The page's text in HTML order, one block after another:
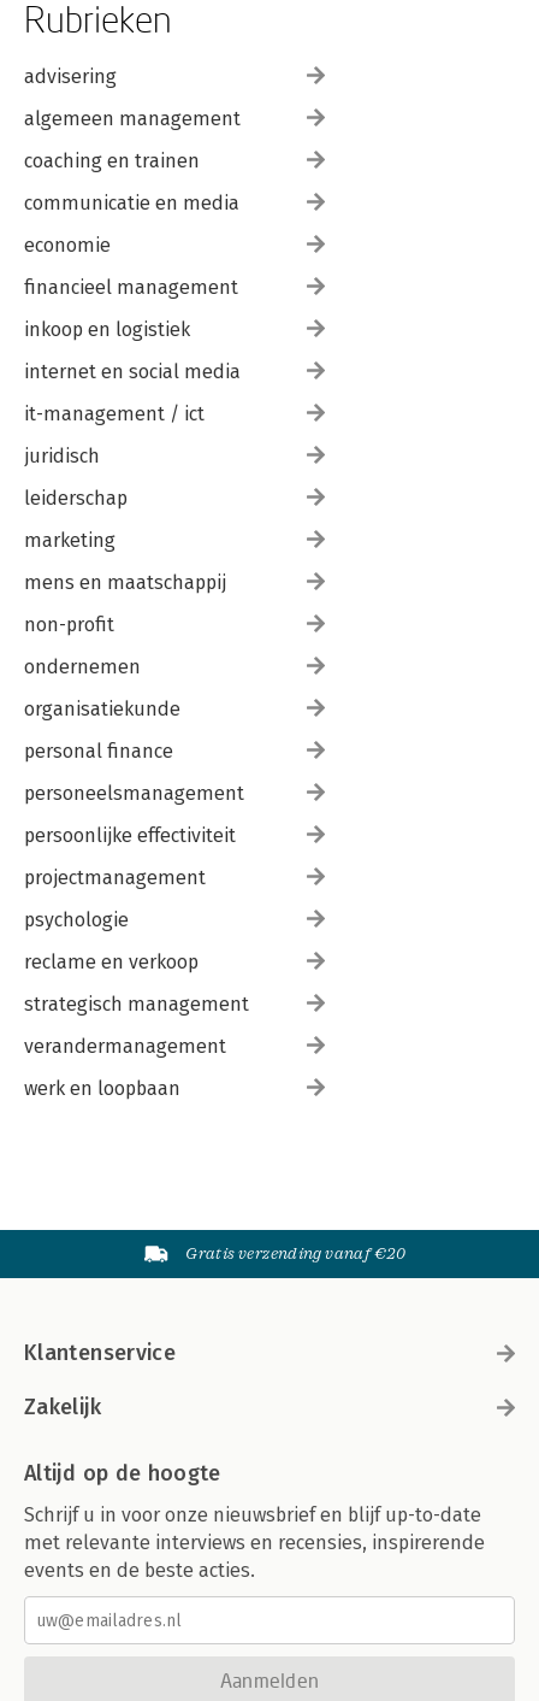
Rubrieken
advisering
algemeen management
coaching en trainen
communicatie en media
economie
financieel management
inkoop en logistiek
internet en social media
it-management / ict
juridisch
leiderschap
marketing
mens en maatschappij
non-profit
ondernemen
organisatiekunde
personal finance
personeelsmanagement
persoonlijke effectiviteit
projectmanagement
psychologie
reclame en verkoop
strategisch management
verandermanagement
werk en loopbaan
Gratis verzending vanaf €20
Klantenservice
Zakelijk
Altijd op de hoogte
Schrijf u in voor onze nieuwsbrief en blijf up-to-date
met relevante interviews en recensies, inspirerende
events en de beste acties.
Aanmelden